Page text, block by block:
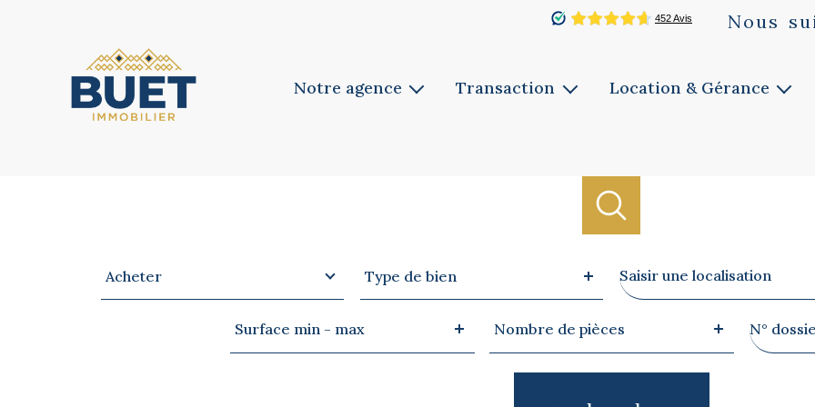
Nous
Notre agence Transaction Location & Gérance
RECHERCHE
d'offre
Acheter
de
bien
Type de bien
min
-
Surface min - max
de
pièces
Nombre de pièces